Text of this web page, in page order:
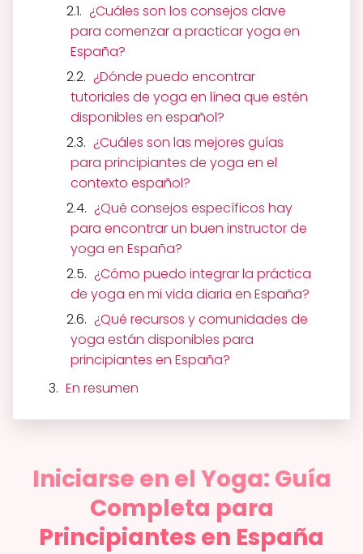
¿Cuáles son los consejos clave
para comenzar a practicar yoga en
España?
¿Dónde puedo encontrar
tutoriales de yoga en línea que estén
disponibles en español?
¿Cuáles son las mejores guías
para principiantes de yoga en el
contexto español?
¿Qué consejos específicos hay
para encontrar un buen instructor de
yoga en España?
¿Cómo puedo integrar la práctica
de yoga en mi vida diaria en España?
¿Qué recursos y comunidades de
yoga están disponibles para
principiantes en España?
En resumen
Iniciarse en el Yoga: Guía
Completa para
Principiantes en España